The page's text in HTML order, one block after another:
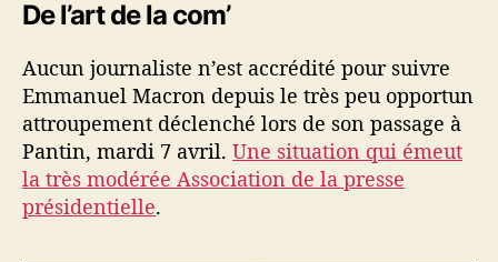
De l’art de la com’
Aucun journaliste n’est accrédité pour suivre
Emmanuel Macron depuis le très peu opportun
attroupement déclenché lors de son passage à
Pantin, mardi 7 avril. Une situation qui émeut
la très modérée Association de la presse
présidentielle.